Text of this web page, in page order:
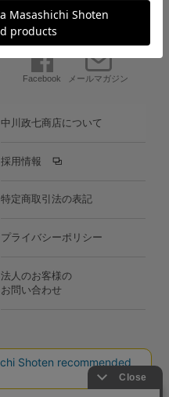
Facebook メールマガジン
中川政七商店について
採用情報
特定商取引法の表記
プライバシーポリシー
法人のお客様の
お問い合わせ